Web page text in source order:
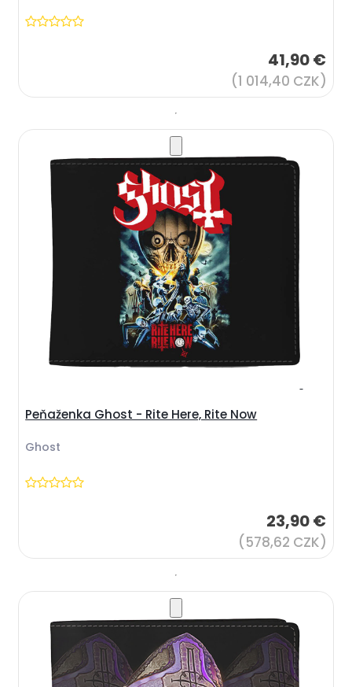
41,90 €
(1 014,40 CZK)
Peňaženka Ghost - Rite Here, Rite Now
Ghost
23,90 €
(578,62 CZK)